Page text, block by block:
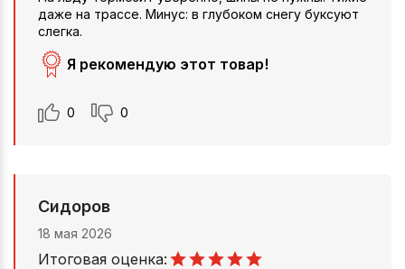
даже на трассе. Минус: в глубоком снегу буксуют
слегка.
Я рекомендую этот товар!
0 0
Сидоров
18 мая 2026
Итоговая оценка: